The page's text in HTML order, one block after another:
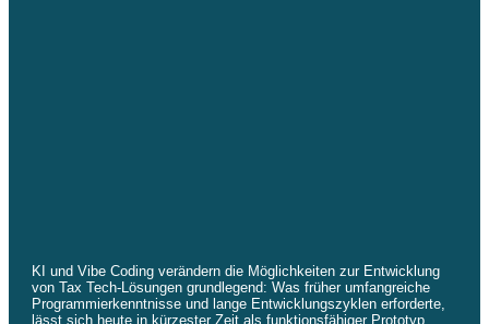
KI und Vibe Coding verändern die Möglichkeiten zur Entwicklung
von Tax Tech-Lösungen grundlegend: Was früher umfangreiche
Programmierkenntnisse und lange Entwicklungszyklen erforderte,
lässt sich heute in kürzester Zeit als funktionsfähiger Prototyp